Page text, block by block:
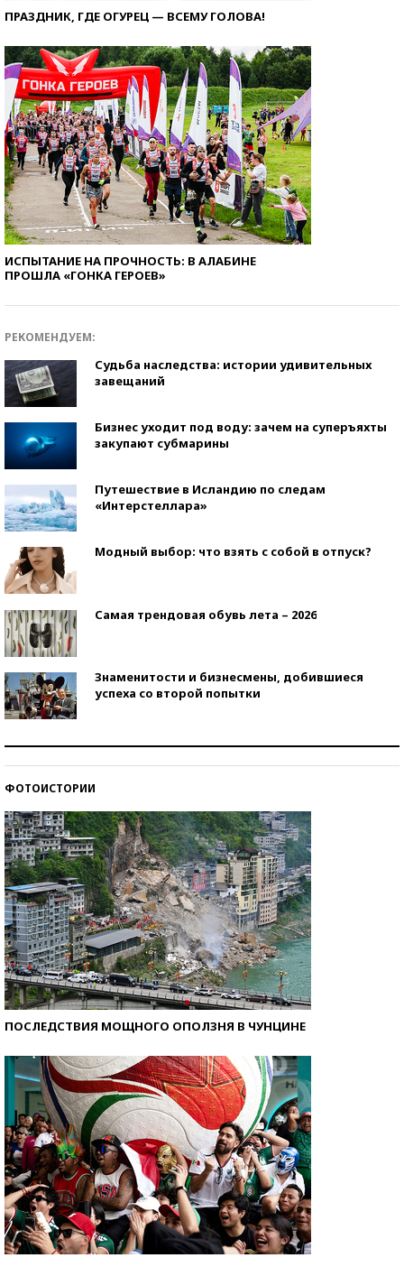
ПРАЗДНИК, ГДЕ ОГУРЕЦ — ВСЕМУ ГОЛОВА!
ИСПЫТАНИЕ НА ПРОЧНОСТЬ: В АЛАБИНЕ
ПРОШЛА «ГОНКА ГЕРОЕВ»
РЕКОМЕНДУЕМ:
Судьба наследства: истории удивительных
завещаний
Бизнес уходит под воду: зачем на суперъяхты
закупают субмарины
Путешествие в Исландию по следам
«Интерстеллара»
Модный выбор: что взять с собой в отпуск?
Самая трендовая обувь лета – 2026
Знаменитости и бизнесмены, добившиеся
успеха со второй попытки
ФОТОИСТОРИИ
ПОСЛЕДСТВИЯ МОЩНОГО ОПОЛЗНЯ В ЧУНЦИНЕ